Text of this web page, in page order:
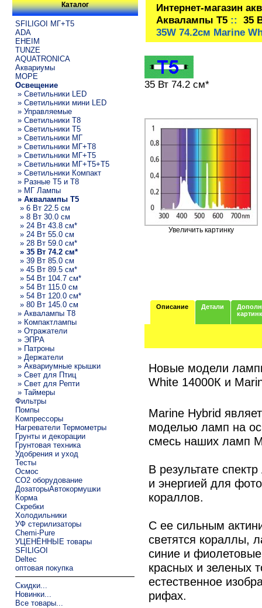
Каталог
SFILIGOI МГ+Т5
ADA
EHEIM
TUNZE
AQUATRONICA
Аквариумы
МОРЕ
Освещение
» Светильники LED
» Светильники мини LED
» Управляемые
» Светильники T8
» Светильники T5
» Светильники МГ
» Светильники МГ+T8
» Светильники МГ+T5
» Светильники МГ+T5+T5
» Светильники Компакт
» Разные T5 и T8
» МГ Лампы
» Аквалампы T5
» 6 Вт 22.5 см
» 8 Вт 30.0 см
» 24 Вт 43.8 см*
» 24 Вт 55.0 см
» 28 Вт 59.0 см*
» 35 Вт 74.2 см*
» 39 Вт 85.0 см
» 45 Вт 89.5 см*
» 54 Вт 104.7 см*
» 54 Вт 115.0 см
» 54 Вт 120.0 см*
» 80 Вт 145.0 см
» Аквалампы T8
» Компактлампы
» Отражатели
» ЭПРА
» Патроны
» Держатели
» Аквариумные крышки
» Свет для Птиц
» Свет для Репти
» Таймеры
Фильтры
Помпы
Компрессоры
Нагреватели Термометры
Грунты и декорации
Грунтовая техника
Удобрения и уход
Тесты
Осмос
CO2 оборудование
ДозаторыАвтокормушки
Корма
Скребки
Холодильники
УФ стерилизаторы
Chemi-Pure
УЦЕНЁННЫЕ товары
SFILIGOI
Deltec
оптовая покупка
Скидки...
Новинки...
Все товары...
Интернет-магазин
Аквалампы T5:: 35
35W 74.2см Marine
35 Вт 74.2 см*
Увеличить картинку
Описание Детали
Новые модели
White 14000К и
Marine Hybrid
моделью ламп на
смесь наших ламп
В результате
и энергией для
кораллов.
С ее сильным
светятся кораллы,
синие и
красных и зеленых
естественное
рифах.